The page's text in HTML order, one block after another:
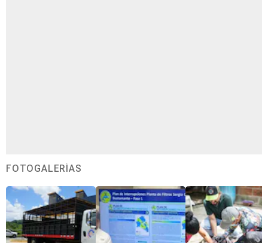
FOTOGALERÍAS